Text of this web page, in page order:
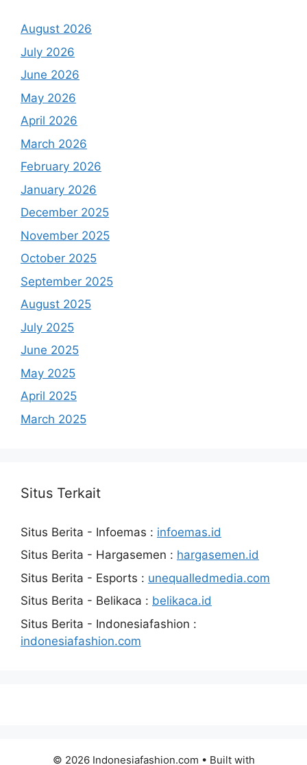
August 2026
July 2026
June 2026
May 2026
April 2026
March 2026
February 2026
January 2026
December 2025
November 2025
October 2025
September 2025
August 2025
July 2025
June 2025
May 2025
April 2025
March 2025
Situs Terkait
Situs Berita - Infoemas : infoemas.id
Situs Berita - Hargasemen : hargasemen.id
Situs Berita - Esports : unequalledmedia.com
Situs Berita - Belikaca : belikaca.id
Situs Berita - Indonesiafashion :
indonesiafashion.com
© 2026 Indonesiafashion.com • Built with